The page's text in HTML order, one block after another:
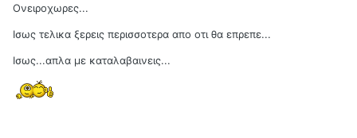
Ονειροχωρες...
Ισως τελικα ξερεις περισσοτερα απο οτι θα επρεπε...
Ισως...απλα με καταλαβαινεις...